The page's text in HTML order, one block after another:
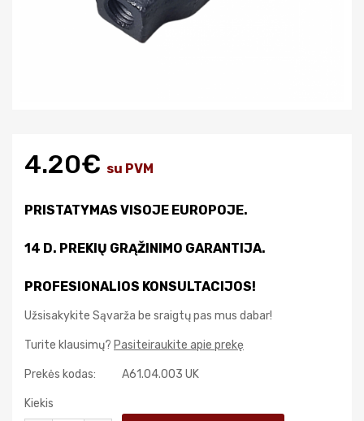
4.20€ su PVM
PRISTATYMAS VISOJE EUROPOJE.
14 D. PREKIŲ GRĄŽINIMO GARANTIJA.
PROFESIONALIOS KONSULTACIJOS!
Užsisakykite Sąvarža be sraigtų pas mus dabar!
Turite klausimų? Pasiteiraukite apie prekę
Prekės kodas: A61.04.003 UK
Kiekis